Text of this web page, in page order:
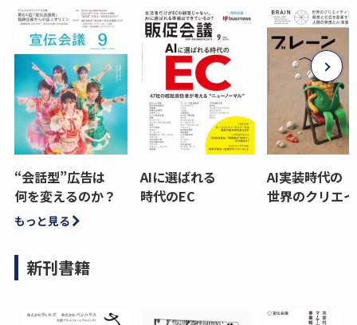
“会話型”広告は
何を変えるのか？
AIに選ばれる
時代のEC
AI実装時代の
世界のクリエ
もっと見る
新刊書籍